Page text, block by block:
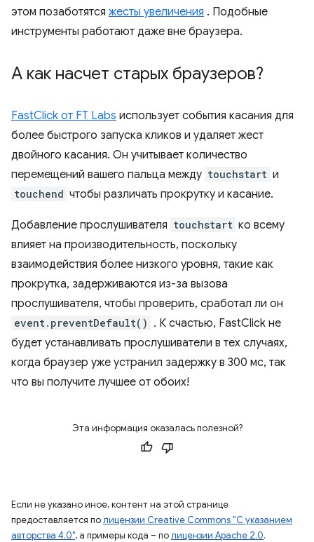
этом позаботятся жесты увеличения . Подобные
инструменты работают даже вне браузера.
А как насчет старых браузеров?
FastClick от FT Labs использует события касания для
более быстрого запуска кликов и удаляет жест
двойного касания. Он учитывает количество
перемещений вашего пальца между touchstart и
touchend чтобы различать прокрутку и касание.
Добавление прослушивателя touchstart ко всему
влияет на производительность, поскольку
взаимодействия более низкого уровня, такие как
прокрутка, задерживаются из-за вызова
прослушивателя, чтобы проверить, сработал ли он
event.preventDefault() . К счастью, FastClick не
будет устанавливать прослушиватели в тех случаях,
когда браузер уже устранил задержку в 300 мс, так
что вы получите лучшее от обоих!
Эта информация оказалась полезной?
Если не указано иное, контент на этой странице
предоставляется полицензии Creative Commons "С указанием
авторства 4.0", а примеры кода – полицензии Apache 2.0.